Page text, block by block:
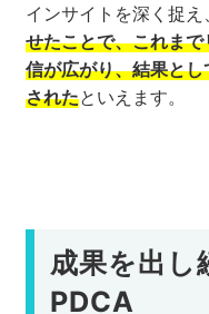
インサイトを深く捉え、
せたことで、これま
信が広がり、結果と
されたといえます。
成果を出し
PDCA